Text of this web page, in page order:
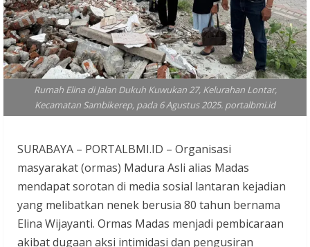
Rumah Elina di Jalan Dukuh Kuwukan 27, Kelurahan Lontar,
Kecamatan Sambikerep, pada 6 Agustus 2025. portalbmi.id
SURABAYA – PORTALBMI.ID – Organisasi
masyarakat (ormas) Madura Asli alias Madas
mendapat sorotan di media sosial lantaran kejadian
yang melibatkan nenek berusia 80 tahun bernama
Elina Wijayanti. Ormas Madas menjadi pembicaraan
akibat dugaan aksi intimidasi dan pengusiran